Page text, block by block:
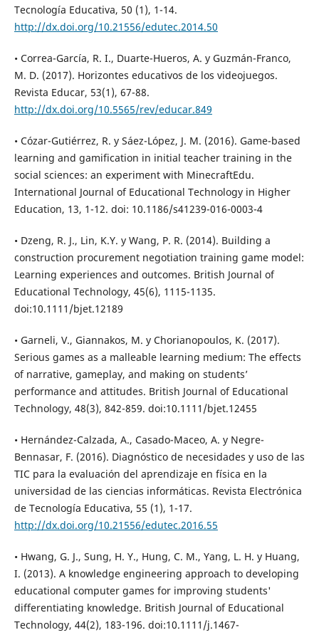
Tecnología Educativa, 50 (1), 1-14.
http://dx.doi.org/10.21556/edutec.2014.50
• Correa-García, R. I., Duarte-Hueros, A. y Guzmán-Franco,
M. D. (2017). Horizontes educativos de los videojuegos.
Revista Educar, 53(1), 67-88.
http://dx.doi.org/10.5565/rev/educar.849
• Cózar-Gutiérrez, R. y Sáez-López, J. M. (2016). Game-based
learning and gamification in initial teacher training in the
social sciences: an experiment with MinecraftEdu.
International Journal of Educational Technology in Higher
Education, 13, 1-12. doi: 10.1186/s41239-016-0003-4
• Dzeng, R. J., Lin, K.Y. y Wang, P. R. (2014). Building a
construction procurement negotiation training game model:
Learning experiences and outcomes. British Journal of
Educational Technology, 45(6), 1115-1135.
doi:10.1111/bjet.12189
• Garneli, V., Giannakos, M. y Chorianopoulos, K. (2017).
Serious games as a malleable learning medium: The effects
of narrative, gameplay, and making on students’
performance and attitudes. British Journal of Educational
Technology, 48(3), 842-859. doi:10.1111/bjet.12455
• Hernández-Calzada, A., Casado-Maceo, A. y Negre-
Bennasar, F. (2016). Diagnóstico de necesidades y uso de las
TIC para la evaluación del aprendizaje en física en la
universidad de las ciencias informáticas. Revista Electrónica
de Tecnología Educativa, 55 (1), 1-17.
http://dx.doi.org/10.21556/edutec.2016.55
• Hwang, G. J., Sung, H. Y., Hung, C. M., Yang, L. H. y Huang,
I. (2013). A knowledge engineering approach to developing
educational computer games for improving students'
differentiating knowledge. British Journal of Educational
Technology, 44(2), 183-196. doi:10.1111/j.1467-